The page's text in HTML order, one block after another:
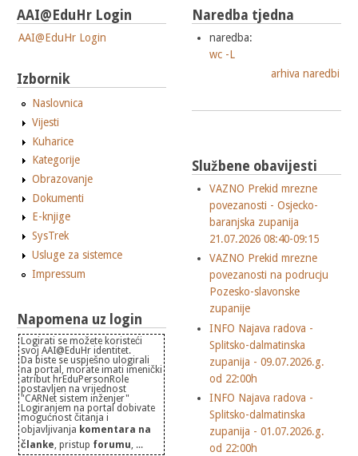
AAI@EduHr Login
AAI@EduHr Login
Izbornik
Naslovnica
Vijesti
Kuharice
Kategorije
Obrazovanje
Dokumenti
E-knjige
SysTrek
Usluge za sistemce
Impressum
Napomena uz login
Logirati se možete koristeći
svoj AAI@EduHr identitet.
Da biste se uspješno ulogirali
na portal, morate imati imenički
atribut hrEduPersonRole
postavljen na vrijednost
"CARNet sistem inženjer"
Logiranjem na portal dobivate
mogućnost čitanja i
objavljivanja komentara na
članke , pristup forumu , ...
Naredba tjedna
naredba:
wc -L
arhiva naredbi
Službene obavijesti
VAZNO Prekid mrezne
povezanosti - Osjecko-
baranjska zupanija
21.07.2026 08:40-09:15
VAZNO Prekid mrezne
povezanosti na podrucju
Pozesko-slavonske
zupanije
INFO Najava radova -
Splitsko-dalmatinska
zupanija - 09.07.2026.g.
od 22:00h
INFO Najava radova -
Splitsko-dalmatinska
zupanija - 01.07.2026.g.
od 22:00h